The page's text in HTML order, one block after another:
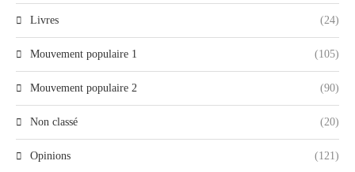
Livres (24)
Mouvement populaire 1 (105)
Mouvement populaire 2 (90)
Non classé (20)
Opinions (121)